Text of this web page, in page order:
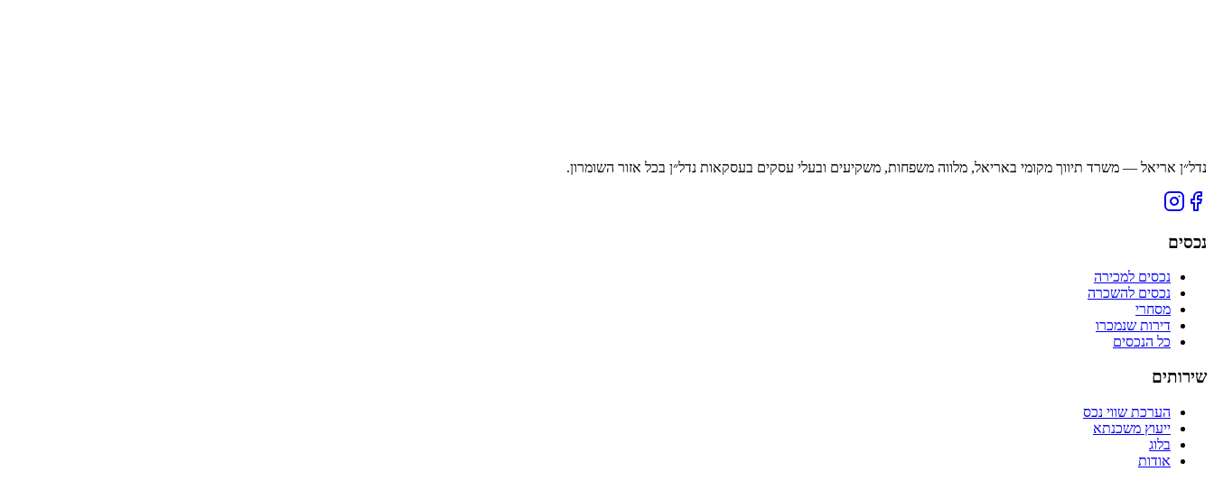
נדל״ן אריאל — משרד תיווך מקומי באריאל, מלווה משפחות, משקיעים ובעלי עסקים בעסקאות נדל״ן בכל אזור השומרון.
נכסים
נכסים למכירה
נכסים להשכרה
מסחרי
דירות שנמכרו
כל הנכסים
שירותים
הערכת שווי נכס
ייעוץ משכנתא
בלוג
אודות